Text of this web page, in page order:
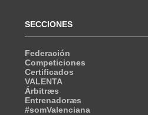
SECCIONES
Federación
Competiciones
Certificados
VALENTA
Árbitræs
Entrenadoræs
#somValenciana